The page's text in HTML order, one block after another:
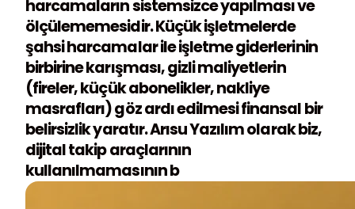
harcamaların sistemsizce yapılması ve
ölçülememesidir. Küçük işletmelerde
şahsi harcamalar ile işletme giderlerinin
birbirine karışması, gizli maliyetlerin
(fireler, küçük abonelikler, nakliye
masrafları) göz ardı edilmesi finansal bir
belirsizlik yaratır. Arısu Yazılım olarak biz,
dijital takip araçlarının
kullanılmamasının b